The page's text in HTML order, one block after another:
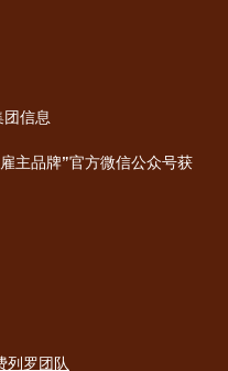
信息
主品牌”官方微信公众号获
列罗团队